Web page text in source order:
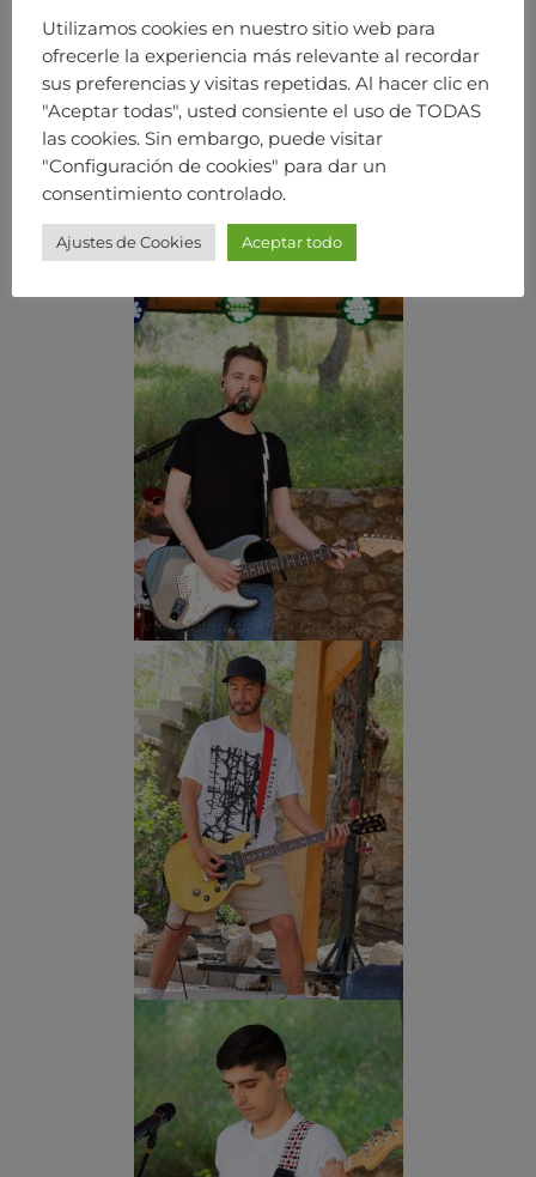
Utilizamos cookies en nuestro sitio web para
ofrecerle la experiencia más relevante al recordar
sus preferencias y visitas repetidas. Al hacer clic en
"Aceptar todas", usted consiente el uso de TODAS
las cookies. Sin embargo, puede visitar
"Configuración de cookies" para dar un
consentimiento controlado.
Ajustes de Cookies Aceptar todo